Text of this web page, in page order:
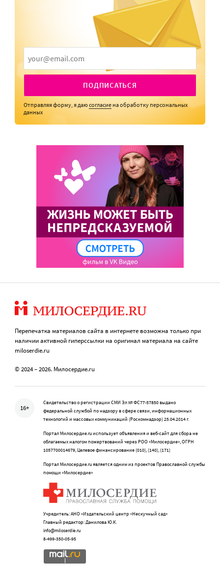
ПОДПИСАТЬСЯ
Отправляя форму, я даюсогласие на обработку персональных
данных
Перепечатка материалов сайта в интернете возможна только при
наличии активной гиперссылки на оригинал материала на сайте
miloserdie.ru
© 2024 – 2026. Милосердие.ru
16+
Свидетельство о регистрации СМИ Эл № ФС77-57850 выдано
федеральной службой по надзору в сфере связи, информационных
технологий и массовых коммуникаций (Роскомнадзор) 25.04.2014 г.
Портал Милосердие.ru использует объявления и веб-сайт для сбора не
облагаемых налогом пожертвований через РОО «Милосердие», ОГРН
1057700014679, Целевое финансирование (010), (140), (171)
Портал Милосердие.ru является одним из проектов Православной службы
помощи «Милосердие»
Учредитель: АНО «Издательский центр «Нескучный сад»
Главный редактор: Данилова Ю.К.
info@miloserdie.ru
8-499-350-05-95